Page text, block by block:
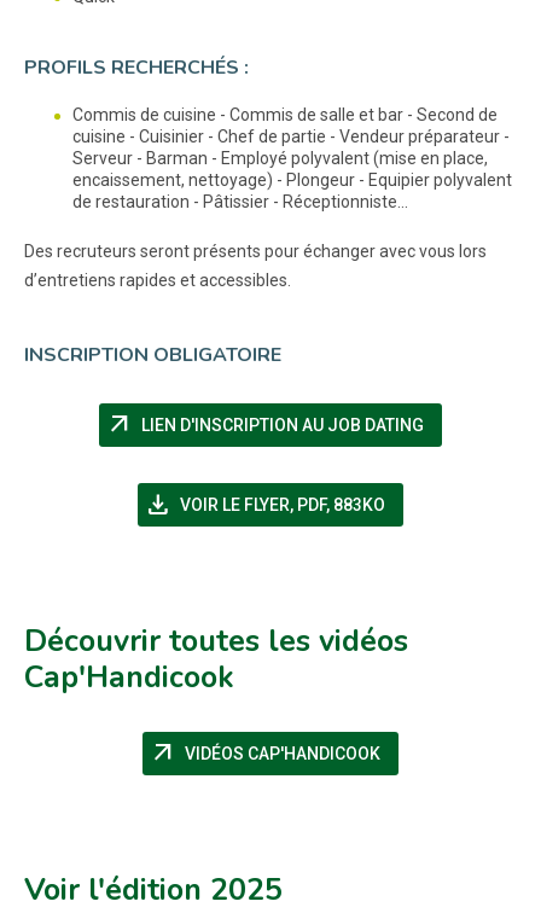
PROFILS RECHERCHÉS :
Commis de cuisine - Commis de salle et bar - Second de
cuisine - Cuisinier - Chef de partie - Vendeur préparateur -
Serveur - Barman - Employé polyvalent (mise en place,
encaissement, nettoyage) - Plongeur - Equipier polyvalent
de restauration - Pâtissier - Réceptionniste...
Des recruteurs seront présents pour échanger avec vous lors
d’entretiens rapides et accessibles.
INSCRIPTION OBLIGATOIRE
arrow_outward LIEN D'INSCRIPTION AU JOB DATING(NOUVELLE
file_download VOIR LE FLYER(NOUVELLE FENÊTRE)
, PDF, 883KO
Découvrir toutes les vidéos
Cap'Handicook
arrow_outward VIDÉOS CAP'HANDICOOK(NOUVELLE
Voir l'édition 2025